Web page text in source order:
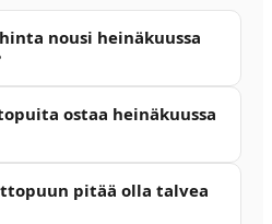
nousi heinäkuussa
ostaa heinäkuussa
pitää olla talvea